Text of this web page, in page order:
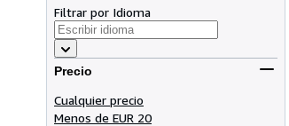
Filtrar por Idioma
Precio
Cualquier precio
Menos de EUR 20